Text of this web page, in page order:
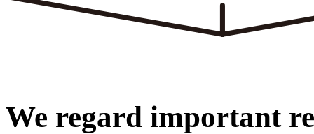
We regard important